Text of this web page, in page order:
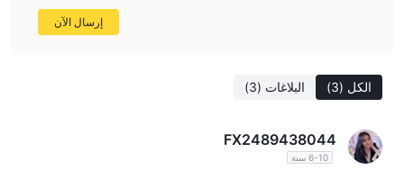
الكل (3) البلاغات (3)
FX2489438044
6-10 سنة
إرسال الآن